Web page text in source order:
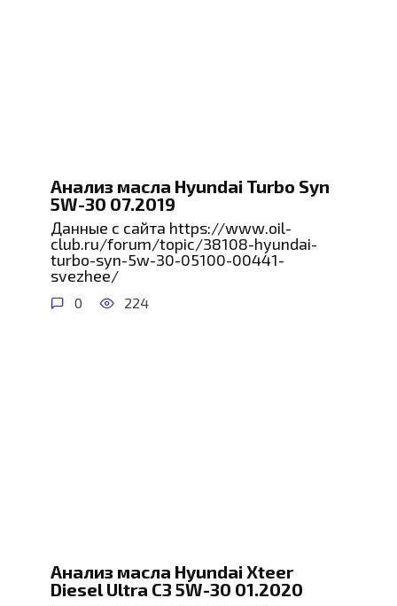
Анализ масла Hyundai Turbo Syn
5W-30 07.2019
Данные с сайта https://www.oil-
club.ru/forum/topic/38108-hyundai-
turbo-syn-5w-30-05100-00441-
svezhee/
0 224
Анализ масла Hyundai Xteer
Diesel Ultra C3 5W-30 01.2020